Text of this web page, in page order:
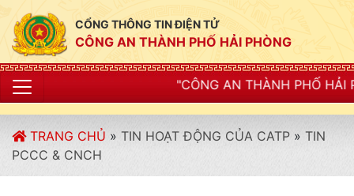
CỔNG THÔNG TIN ĐIỆN TỬ
CÔNG AN THÀNH PHỐ HẢI PHÒNG
"CÔNG AN THÀNH PHỐ HẢI PHÒNG SIẾT
TRANG CHỦ » TIN HOẠT ĐỘNG CỦA CATP » TIN
PCCC & CNCH